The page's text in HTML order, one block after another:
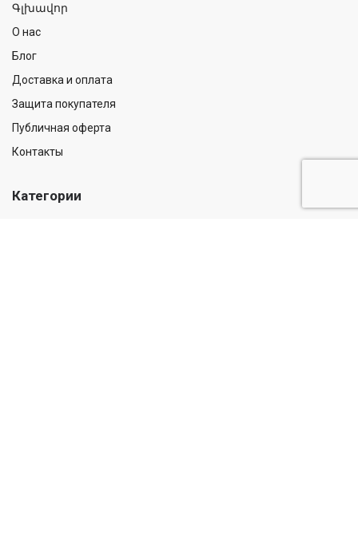
Գլխավոր
О нас
Блог
Доставка и оплата
Защита покупателя
Публичная оферта
Контакты
Категории